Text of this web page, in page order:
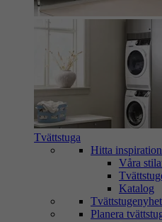
Tvättstuga
Hitta
Våra
Katalog
Planera